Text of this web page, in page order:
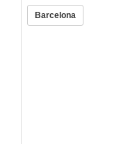
Barcelona